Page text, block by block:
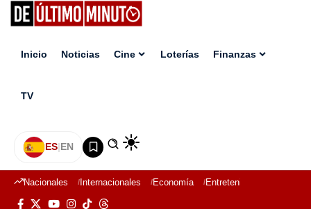
Inicio Noticias Cine Loterías Finanzas
TV
ES|EN
Nacionales Internacionales Economía Entretenimiento